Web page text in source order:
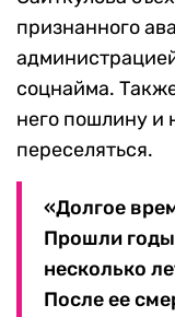
признанного
соцнайма.
него пошлину и
переселяться.
«Долгое
Прошли годы
несколько
После ее